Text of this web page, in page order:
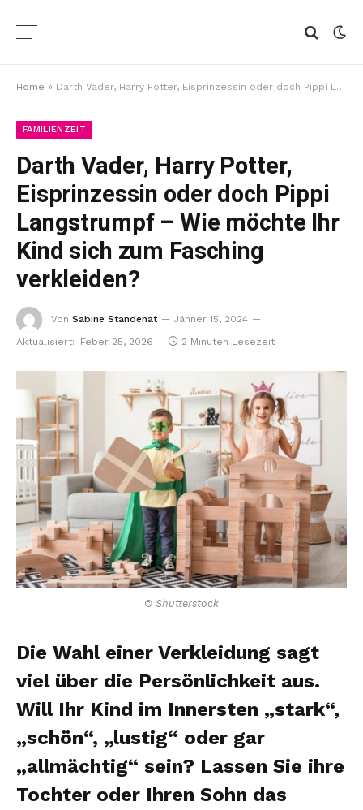
Home » Darth Vader, Harry Potter, Eisprinzessin oder doch Pippi Langstrumpf – Wie möchte Ihr Kind sich zum Fasching verkleiden?
FAMILIENZEIT
Darth Vader, Harry Potter,
Eisprinzessin oder doch Pippi
Langstrumpf – Wie möchte Ihr
Kind sich zum Fasching
verkleiden?
Von Sabine Standenat
Jänner 15, 2024
Aktualisiert:
Feber 25, 2026 2 Minuten Lesezeit
© Shutterstock
Die Wahl einer Verkleidung sagt
viel über die Persönlichkeit aus.
Will Ihr Kind im Innersten „stark“,
„schön“, „lustig“ oder gar
„allmächtig“ sein? Lassen Sie ihre
Tochter oder Ihren Sohn das